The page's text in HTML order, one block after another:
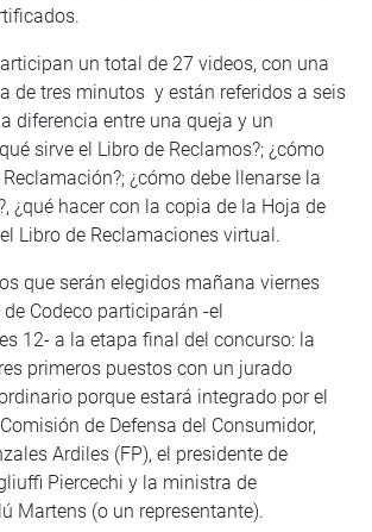
un total de 27 videos, con una
de tres minutos y están referidos a seis
diferencia entre una queja y un
sirve el Libro de Reclamos?; ¿cómo
¿cómo debe llenarse la
¿qué hacer con la copia de la Hoja de
Libro de Reclamaciones virtual.
que serán elegidos mañana viernes
Codeco participarán -el
12- a la etapa final del concurso: la
primeros puestos con un jurado
porque estará integrado por el
de Defensa del Consumidor,
Ardiles (FP), el presidente de
Piercechi y la ministra de
Martens (o un representante).